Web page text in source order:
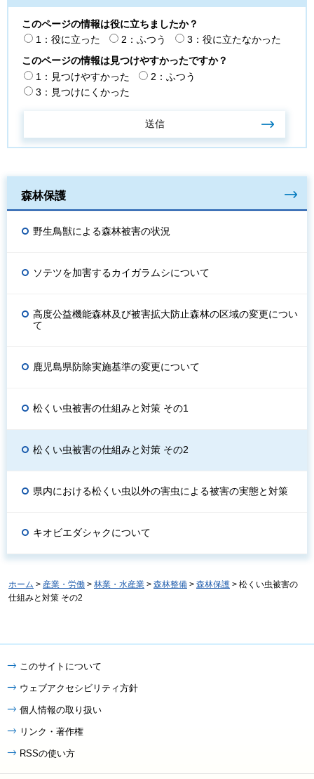
このページの情報は役に立ちましたか？
1：役に立った
2：ふつう
3：役に立たなかった
このページの情報は見つけやすかったですか？
1：見つけやすかった
2：ふつう
3：見つけにくかった
森林保護
野生鳥獣による森林被害の状況
ソテツを加害するカイガラムシについて
高度公益機能森林及び被害拡大防止森林の区域の変更につい
て
鹿児島県防除実施基準の変更について
松くい虫被害の仕組みと対策 その1
松くい虫被害の仕組みと対策 その2
県内における松くい虫以外の害虫による被害の実態と対策
キオビエダシャクについて
ホーム > 産業・労働 > 林業・水産業 > 森林整備 > 森林保護 > 松くい虫被害の
仕組みと対策 その2
このサイトについて
ウェブアクセシビリティ方針
個人情報の取り扱い
リンク・著作権
RSSの使い方